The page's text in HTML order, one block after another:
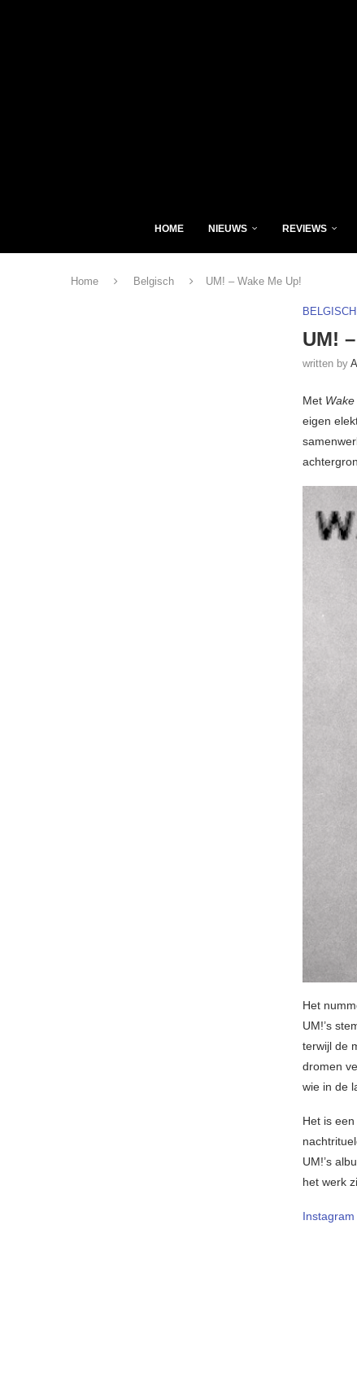
HOME NIEUWS REVIEWS
Home Belgisch UM! – Wake Me Up!
BELGISCH
UM!
written by
Met
eigen
Het
UM!’s
terwijl de
dromen
wie in de
Het is
UM!’s
het werk
Instagram